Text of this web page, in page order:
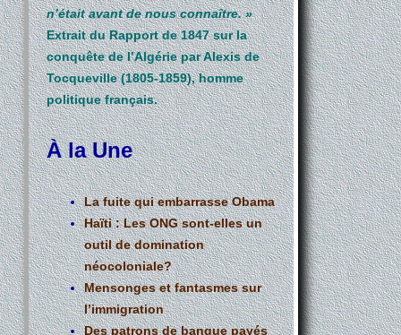
n’était avant de nous connaître. »
Extrait du Rapport de 1847 sur la
conquête de l’Algérie par Alexis de
Tocqueville (1805-1859), homme
politique français.
À la Une
La fuite qui embarrasse Obama
Haïti : Les ONG sont-elles un
outil de domination
néocoloniale?
Mensonges et fantasmes sur
l’immigration
Des patrons de banque payés